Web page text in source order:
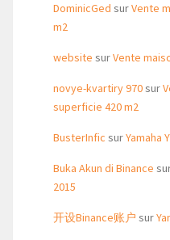
DominicGed surVente
m2
website surVente
novye-kvartiry 970sur
superficie 420 m2
BusterInfic surYamaha
Buka Akun di Binance
2015
开设Binance账户 sur